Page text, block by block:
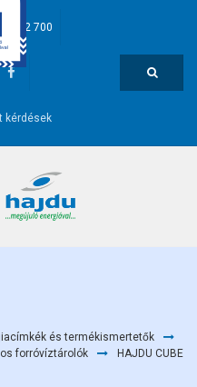
582 700
kérdések
és termékismertetők
forróvíztárolók
HAJDU CUBE